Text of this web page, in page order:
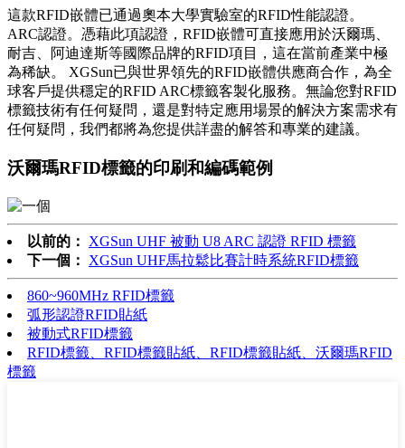
這款RFID嵌體已通過奧本大學實驗室的RFID性能認證。
ARC認證。憑藉此項認證，RFID嵌體可直接應用於沃爾瑪、
耐吉、阿迪達斯等國際品牌的RFID項目，這在當前產業中極
為稀缺。 XGSun已與世界領先的RFID嵌體供應商合作，為全
球客戶提供穩定的RFID ARC標籤客製化服務。無論您對RFID
標籤技術有任何疑問，還是對特定應用場景的解決方案需求有
任何疑問，我們都將為您提供詳盡的解答和專業的建議。
沃爾瑪RFID標籤的印刷和編碼範例
以前的：
XGSun UHF 被動 U8 ARC 認證 RFID 標籤
下一個：
XGSun UHF馬拉鬆比賽計時系統RFID標籤
860~960MHz RFID標籤
弧形認證RFID貼紙
被動式RFID標籤
RFID標籤、RFID標籤貼紙、RFID標籤貼紙、沃爾瑪RFID
標籤